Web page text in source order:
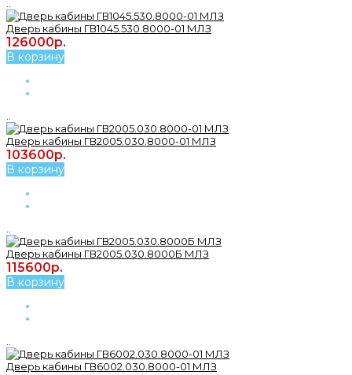
Дверь кабины ГВ1045.530.8000-01 МЛЗ
126000р.
В корзину
Дверь кабины ГВ2005.030.8000-01 МЛЗ
103600р.
В корзину
Дверь кабины ГВ2005.030.8000Б МЛЗ
115600р.
В корзину
Дверь кабины ГВ6002.030.8000-01 МЛЗ